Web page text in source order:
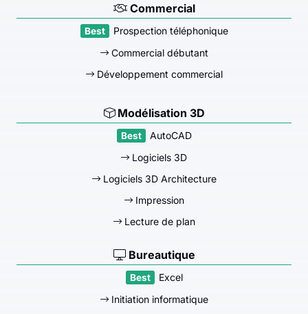
Commercial
Prospection téléphonique
Commercial débutant
Développement commercial
Modélisation 3D
AutoCAD
Logiciels 3D
Logiciels 3D Architecture
Impression
Lecture de plan
Bureautique
Excel
Initiation informatique